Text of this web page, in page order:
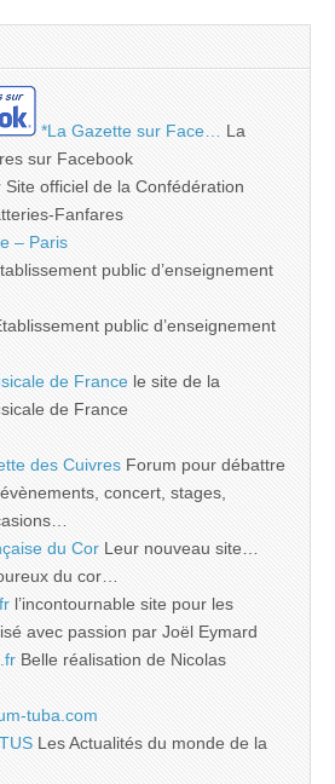
*La Gazette sur Face…
La
sur Facebook
Site officiel de la Confédération
Fanfares
– Paris
public d’enseignement
public d’enseignement
de France le site de la
de France
des Cuivres Forum pour débattre
concert, stages,
du Cor Leur nouveau site…
du cor…
l’incontournable site pour les
avec passion par Joël Eymard
Belle réalisation de Nicolas
tuba.com
Les Actualités du monde de la